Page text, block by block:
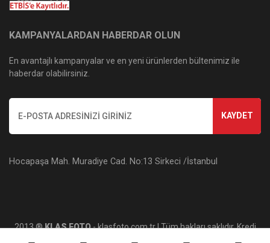
KAMPANYALARDAN HABERDAR OLUN
En avantajlı kampanyalar ve en yeni ürünlerden bültenimiz ile
haberdar olabilirsiniz.
KAYDET
Hocapaşa Mah. Muradiye Cad. No:13 Sirkeci /İstanbul
2013 ®KLAS FOTO- klasfoto.com.tr | Tüm hakları saklıdır. Kredi